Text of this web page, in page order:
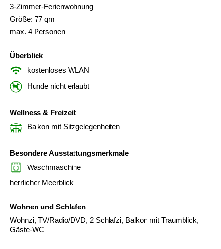
3-Zimmer-Ferienwohnung
Größe: 77 qm
max. 4 Personen
Überblick
kostenloses WLAN
Hunde nicht erlaubt
Wellness & Freizeit
Balkon mit Sitzgelegenheiten
Besondere Ausstattungsmerkmale
Waschmaschine
herrlicher Meerblick
Wohnen und Schlafen
Wohnzi, TV/Radio/DVD, 2 Schlafzi, Balkon mit Traumblick,
Gäste-WC